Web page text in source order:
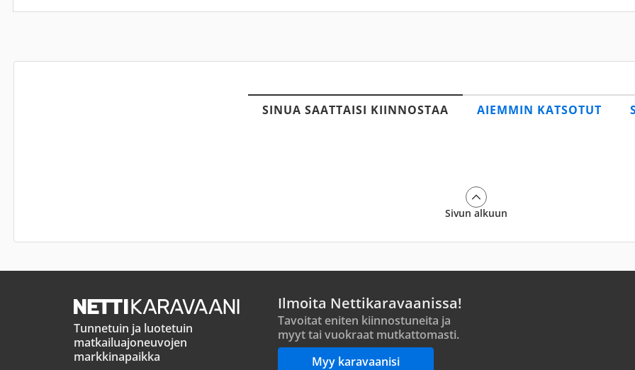
SINUA SAATTAISI KIINNOSTAA AIEMMIN KATSOTUT
Sivun alkuun
Tunnetuin ja luotetuin
matkailuajoneuvojen
markkinapaikka
Ilmoita Nettikaravaanissa!
Tavoitat eniten kiinnostuneita ja
myyt tai vuokraat mutkattomasti.
Myy karavaanisi